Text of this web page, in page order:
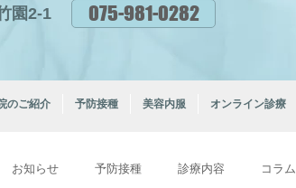
075-981-0282
園2-1
のご紹介 予防接種 美容内服 オンライン診療
お知らせ 予防接種 診療内容 コラム